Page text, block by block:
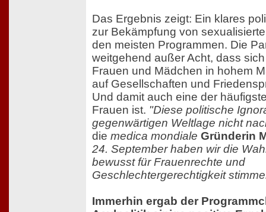
Das Ergebnis zeigt: Ein klares
zur Bekämpfung von
den meisten Programmen. Die
weitgehend außer Acht, dass
Frauen und Mädchen in hohem
auf Gesellschaften und
Und damit auch eine der
Frauen ist. "Diese politische
gegenwärtigen Weltlage nicht
die medica mondiale Gründerin
24. September haben wir die
bewusst für Frauenrechte und
Geschlechtergerechtigkeit
Immerhin ergab der